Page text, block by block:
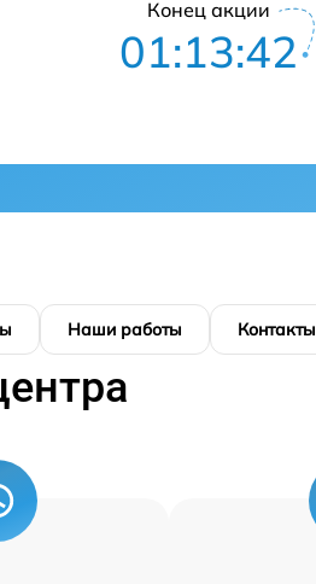
Конец акции
01:13:41
Наши работы Контакты